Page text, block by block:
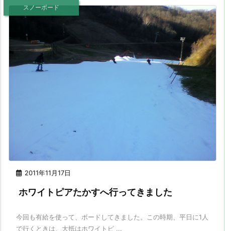
2011年11月17日
スノーボード
ホワイトピアたかすへ行ってきました
今回も有給を使って、ボードしてきました。この時期、平日に1人
で行くときは、大抵はホワイトピ ...